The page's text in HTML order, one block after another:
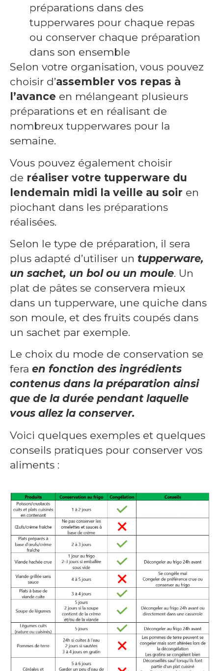
préparations dans des
tupperwares pour chaque repas
ou conserver chaque préparation
dans son ensemble
Selon votre organisation, vous pouvez
choisir d’assembler vos repas à
l’avance en mélangeant plusieurs
préparations et en réalisant de
nombreux tupperwares pour la
semaine.
Vous pouvez également choisir
de réaliser votre tupperware du
lendemain midi la veille au soir en
piochant dans les préparations
réalisées.
Selon le type de préparation, il sera
plus adapté d’utiliser un tupperware,
un sachet, un bol ou un moule. Un
plat de pâtes se conservera mieux
dans un tupperware, une quiche dans
son moule, et des fruits coupés dans
un sachet par exemple.
Le choix du mode de conservation se
fera en fonction des ingrédients
contenus dans la préparation ainsi
que de la durée pendant laquelle
vous allez la conserver.
Voici quelques exemples et quelques
conseils pratiques pour conserver vos
aliments :